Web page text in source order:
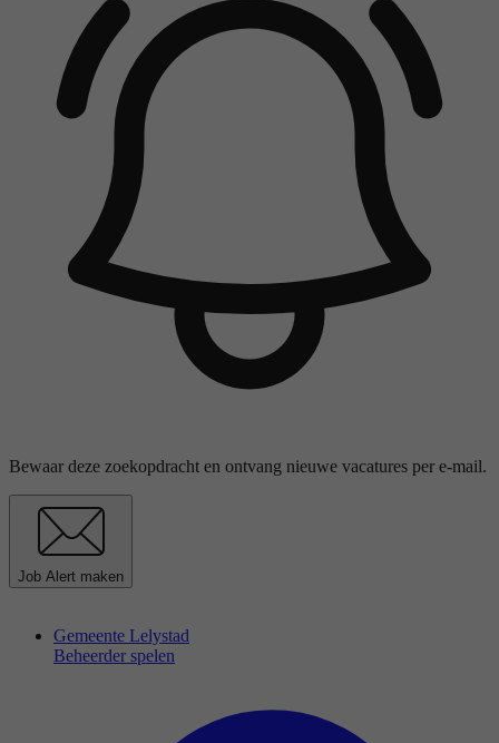
Bewaar deze zoekopdracht en ontvang nieuwe vacatures per e-mail.
Job Alert maken
Gemeente Lelystad
Beheerder spelen